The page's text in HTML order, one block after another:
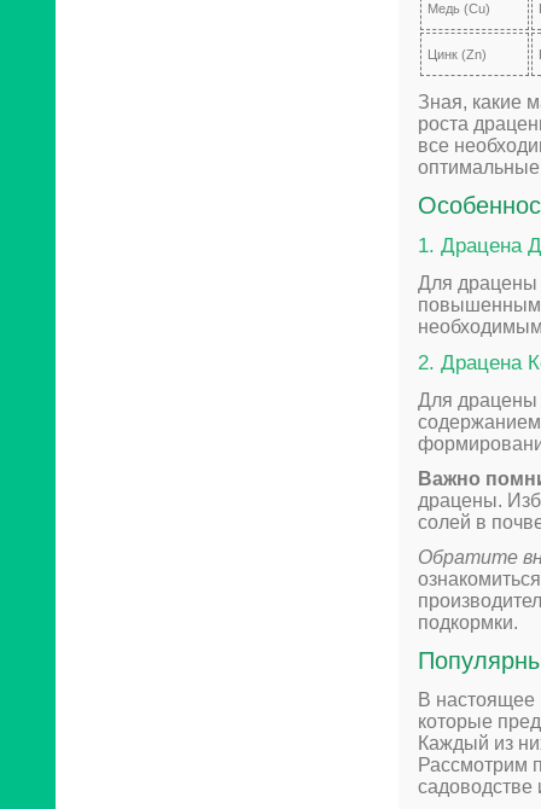
Медь (Cu)
Цинк (Zn)
Зная, какие
роста
все
оптимальные
1. Драцена
Для драцены
повышенным
2. Драцена
Для драцены
Важно
драцены.
солей в
Обратите
подкормки.
В настоящее
которые
Каждый из
Рассмотрим
садоводстве